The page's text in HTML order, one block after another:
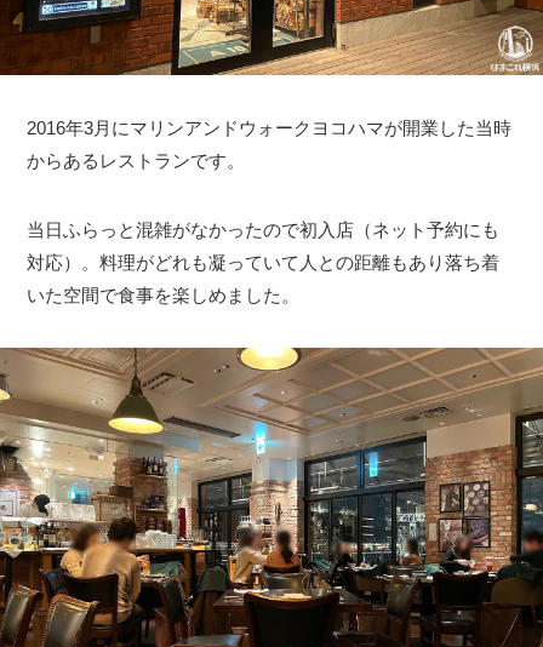
2016年3月にマリンアンドウォークヨコハマが開業した当時
からあるレストランです。
当日ふらっと混雑がなかったので初入店（ネット予約にも
対応）。料理がどれも凝っていて人との距離もあり落ち着
いた空間で食事を楽しめました。